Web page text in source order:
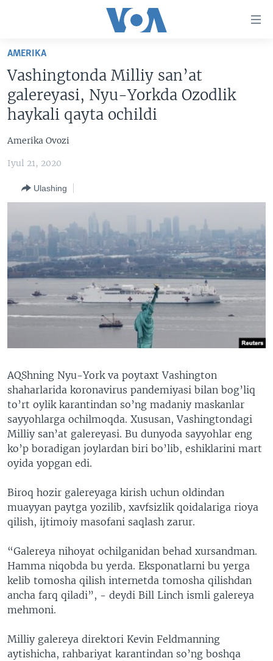
Boshiga
qayting
Qidiruvga
o'ting
AMERIKA
MARKAZIY OSIYO
AMERIKA MANZARALARI
XALQARO HAYOT
VASHINGTON CHOYXONASI
MOBIL-SALOM!
VIDEO
XABARLAR SURATLARDA
IJTIMOIY TARMOQLAR
YOUTUBE
INSTAGRAM
ODNOKLASSNIKI
TELEGRAM
SOUNDCLOUD
INGLIZ TILI DARSLARI
EDITORIAL
Learning English
VOA
AMERIKA
Vashingtonda Milliy san’at
galereyasi, Nyu-Yorkda Ozodlik
haykali qayta ochildi
Amerika Ovozi
Iyul 21, 2020
Ulashing
AQShning Nyu-York va poytaxt Vashington
shaharlarida koronavirus pandemiyasi bilan bog’liq
to’rt oylik karantindan so’ng madaniy maskanlar
sayyohlarga ochilmoqda. Xususan, Vashingtondagi
Milliy san’at galereyasi. Bu dunyoda sayyohlar eng
ko’p boradigan joylardan biri bo’lib, eshiklarini mart
oyida yopgan edi.
Biroq hozir galereyaga kirish uchun oldindan
muayyan paytga yozilib, xavfsizlik qoidalariga rioya
qilish, ijtimoiy masofani saqlash zarur.
“Galereya nihoyat ochilganidan behad xursandman.
Hamma niqobda bu yerda. Eksponatlarni bu yerga
kelib tomosha qilish internetda tomosha qilishdan
ancha farq qiladi”, - deydi Bill Linch ismli galereya
mehmoni.
Milliy galereya direktori Kevin Feldmanning
aytishicha, rahbariyat karantindan so’ng boshqa